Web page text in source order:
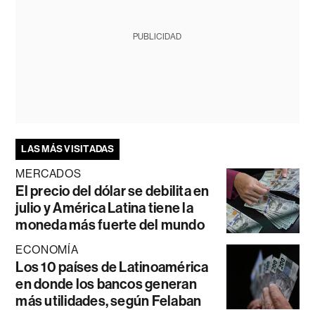
PUBLICIDAD
LAS MÁS VISITADAS
MERCADOS
El precio del dólar se debilita en
julio y América Latina tiene la
moneda más fuerte del mundo
ECONOMÍA
Los 10 países de Latinoamérica
en donde los bancos generan
más utilidades, según Felaban